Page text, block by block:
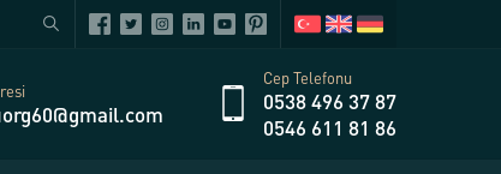
Cep Telefonu
0538 496 37 87
0546 611 81 86